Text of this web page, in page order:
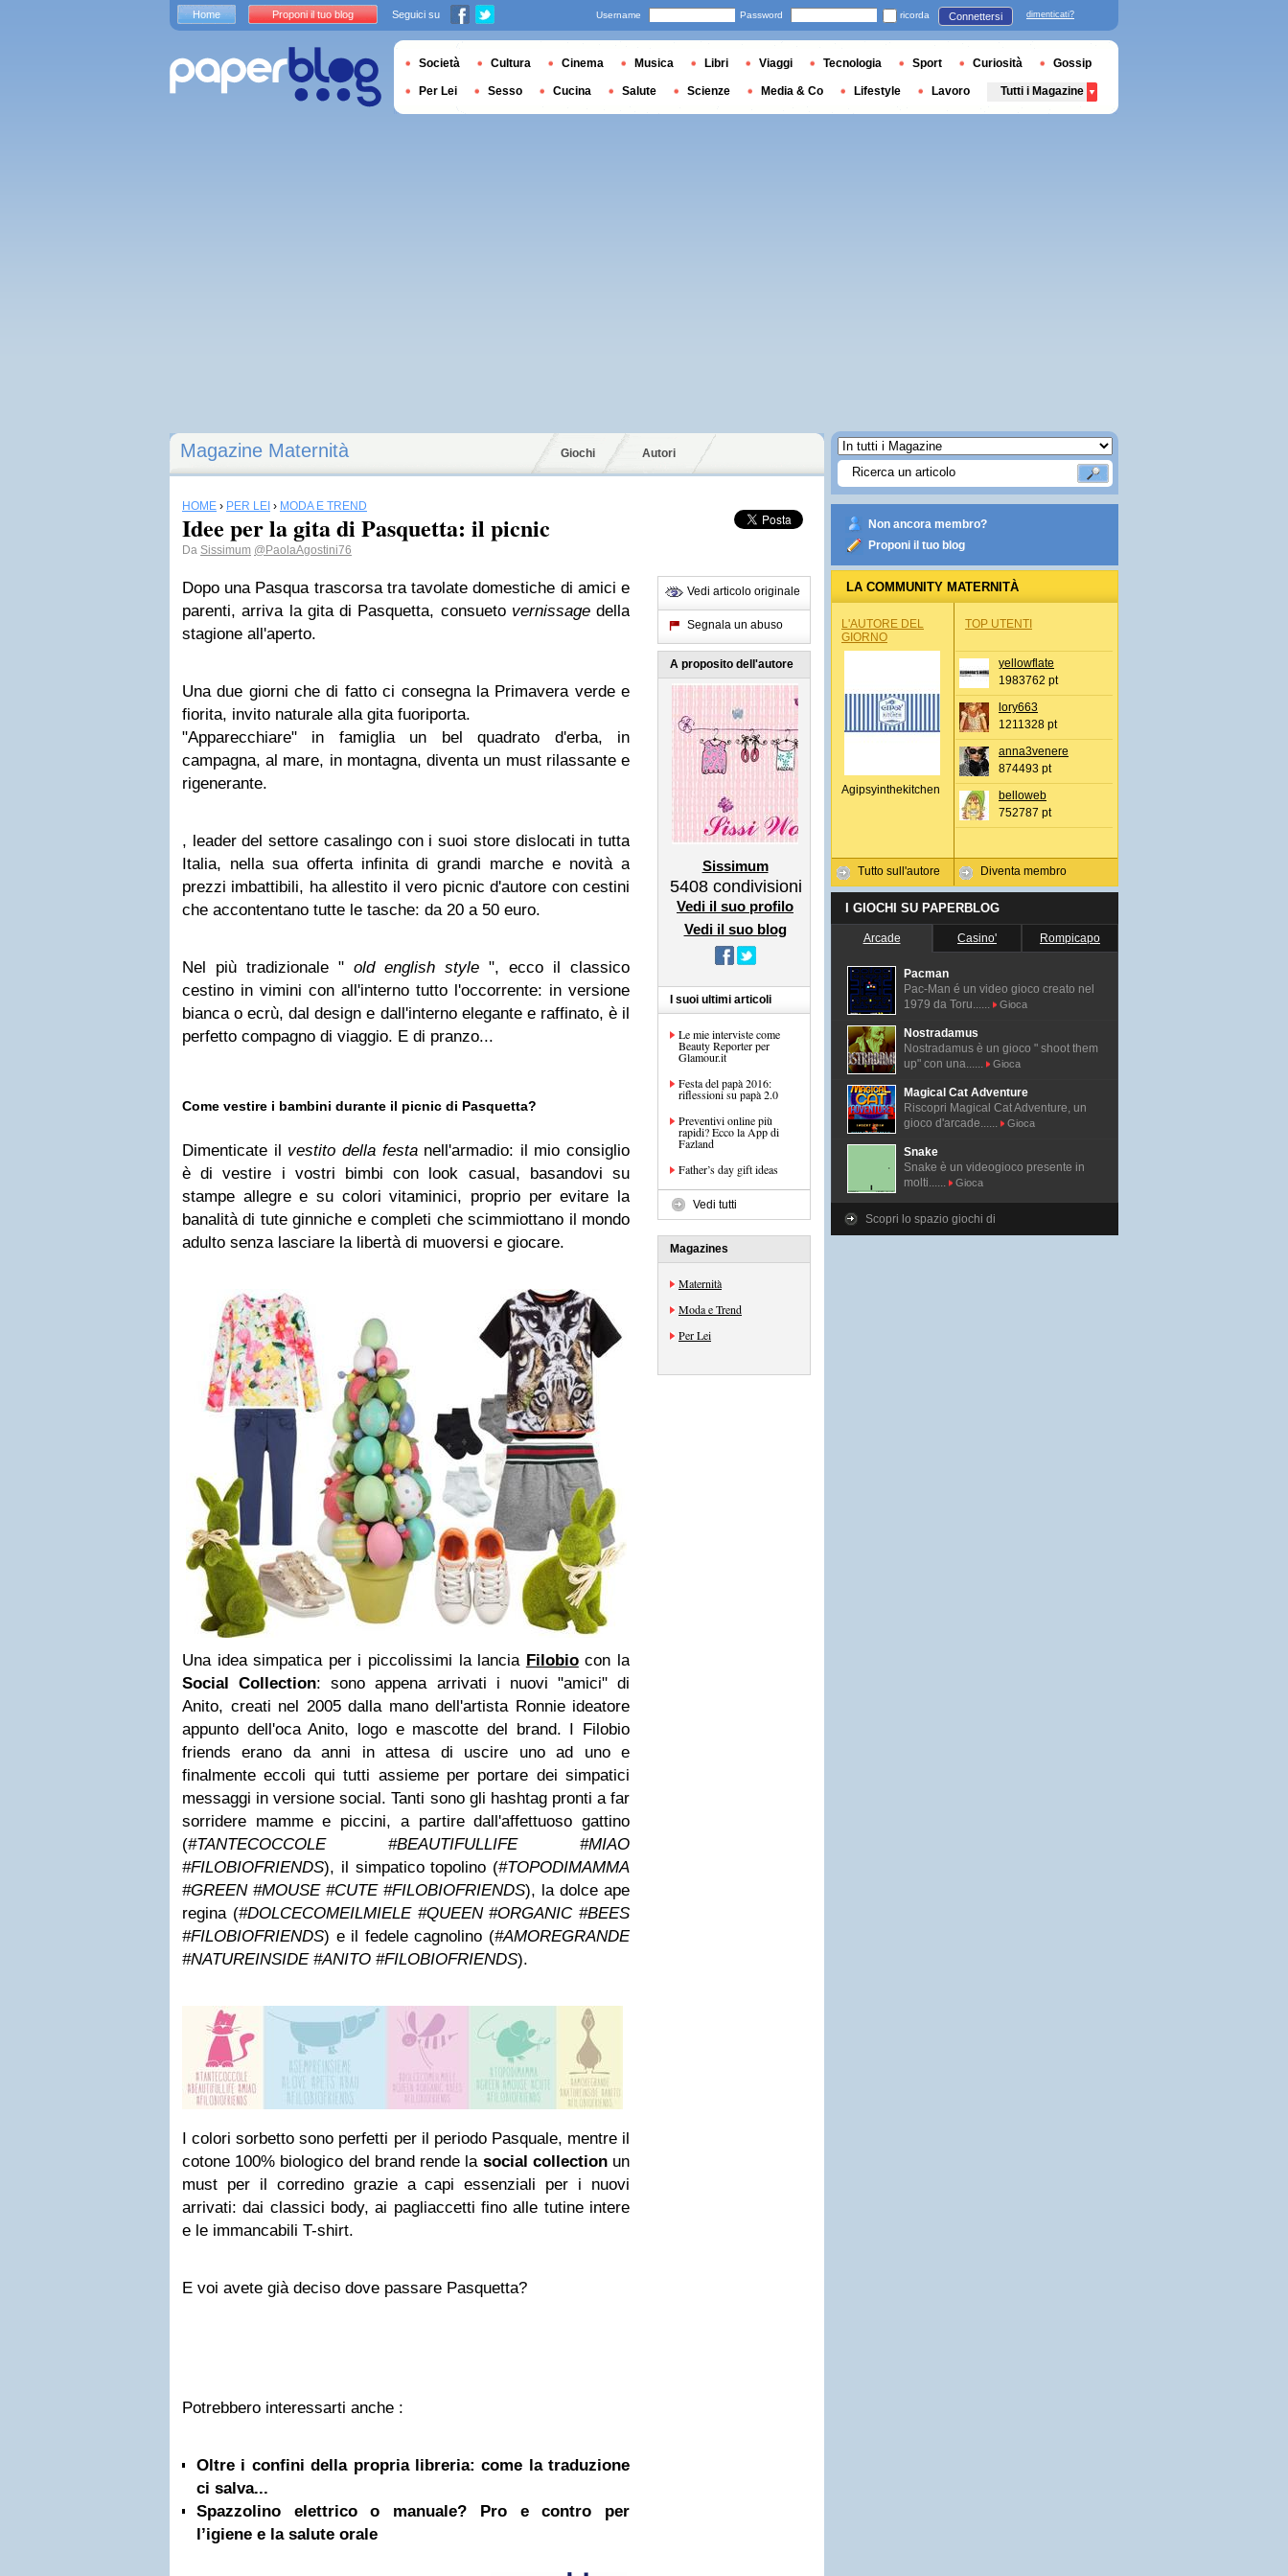
Magazine Maternità Giochi Autori
HOME › PER LEI › MODA E TREND
Idee per la gita di Pasquetta: il picnic
Da Sissimum @PaolaAgostini76
Dopo una Pasqua trascorsa tra tavolate domestiche di amici e
parenti, arriva la gita di Pasquetta, consueto vernissagedella
stagione all'aperto.
Una due giorni che di fatto ci consegna la Primavera verde e
fiorita, invito naturale alla gita fuoriporta.
"Apparecchiare" in famiglia un bel quadrato d'erba, in
campagna, al mare, in montagna, diventa un must rilassante e
rigenerante.
, leader del settore casalingo con i suoi store dislocati in tutta
Italia, nella sua offerta infinita di grandi marche e novità a
prezzi imbattibili, ha allestito il vero picnic d'autore con cestini
che accontentano tutte le tasche: da 20 a 50 euro.
Nel più tradizionale " old english style ", ecco il classico
cestino in vimini con all'interno tutto l'occorrente: in versione
bianca o ecrù, dal design e dall'interno elegante e raffinato, è il
perfetto compagno di viaggio. E di pranzo...
Come vestire i bambini durante il picnic di Pasquetta?
Dimenticate il vestito della festanell'armadio: il mio consiglio
è di vestire i vostri bimbi con look casual, basandovi su
stampe allegre e su colori vitaminici, proprio per evitare la
banalità di tute ginniche e completi che scimmiottano il mondo
adulto senza lasciare la libertà di muoversi e giocare.
Una idea simpatica per i piccolissimi la lancia Filobiocon la
Social Collection: sono appena arrivati i nuovi "amici" di
Anito, creati nel 2005 dalla mano dell'artista Ronnie ideatore
appunto dell'oca Anito, logo e mascotte del brand. I Filobio
friends erano da anni in attesa di uscire uno ad uno e
finalmente eccoli qui tutti assieme per portare dei simpatici
messaggi in versione social. Tanti sono gli hashtag pronti a far
sorridere mamme e piccini, a partire dall'affettuoso gattino
(#TANTECOCCOLE #BEAUTIFULLIFE #MIAO
#FILOBIOFRIENDS), il simpatico topolino (#TOPODIMAMMA
#GREEN #MOUSE #CUTE #FILOBIOFRIENDS), la dolce ape
regina (#DOLCECOMEILMIELE #QUEEN #ORGANIC #BEES
#FILOBIOFRIENDS) e il fedele cagnolino (#AMOREGRANDE
#NATUREINSIDE #ANITO #FILOBIOFRIENDS).
I colori sorbetto sono perfetti per il periodo Pasquale, mentre il
cotone 100% biologico del brand rende la social collectionun
must per il corredino grazie a capi essenziali per i nuovi
arrivati: dai classici body, ai pagliaccetti fino alle tutine intere
e le immancabili T-shirt.
E voi avete già deciso dove passare Pasquetta?
Potrebbero interessarti anche :
Oltre i confini della propria libreria: come la traduzione
ci salva...
Spazzolino elettrico o manuale? Pro e contro per
l’igiene e la salute orale
Vedi articolo originale
Segnala un abuso
A proposito dell'autore
Sissimum
5408 condivisioni
Vedi il suo profilo
Vedi il suo blog
I suoi ultimi articoli
Le mie interviste come
Beauty Reporter per
Glamour.it
Festa del papà 2016:
riflessioni su papà 2.0
Preventivi online più
rapidi? Ecco la App di
Fazland
Father’s day gift ideas
Vedi tutti
Magazines
Maternità
Moda e Trend
Per Lei
Non ancora membro?
Proponi il tuo blog
LA COMMUNITY MATERNITÀ
L'AUTORE DEL
GIORNO
Agipsyinthekitchen
Tutto sull'autore
TOP UTENTI
yellowflate
1983762 pt
lory663
1211328 pt
anna3venere
874493 pt
belloweb
752787 pt
Diventa membro
I GIOCHI SU PAPERBLOG
Arcade Casino' Rompicapo
Pacman
Pac-Man é un video gioco creato nel
1979 da Toru......
Gioca
Nostradamus
Nostradamus è un gioco " shoot them
up" con una......
Gioca
Magical Cat Adventure
Riscopri Magical Cat Adventure, un
gioco d'arcade......
Gioca
Snake
Snake è un videogioco presente in
molti......
Gioca
Scopri lo spazio giochi di
Home Proponi il tuo blog Seguici su Username Password ricorda Connettersi dimenticati?
Società Cultura Cinema Musica Libri Viaggi Tecnologia Sport Curiosità Gossip
Per Lei Sesso Cucina Salute Scienze Media & Co Lifestyle Lavoro Tutti i Magazine